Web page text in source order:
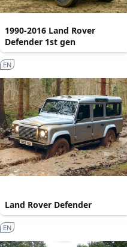
1990-2016 Land Rover
Defender 1st gen
Land Rover Defender
EN
EN